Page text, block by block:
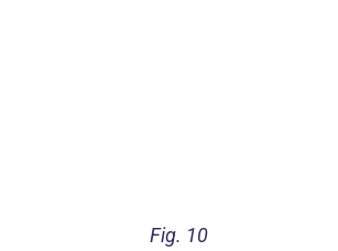
Fig. 10